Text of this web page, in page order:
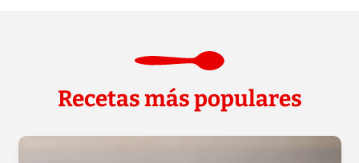
Recetas más populares